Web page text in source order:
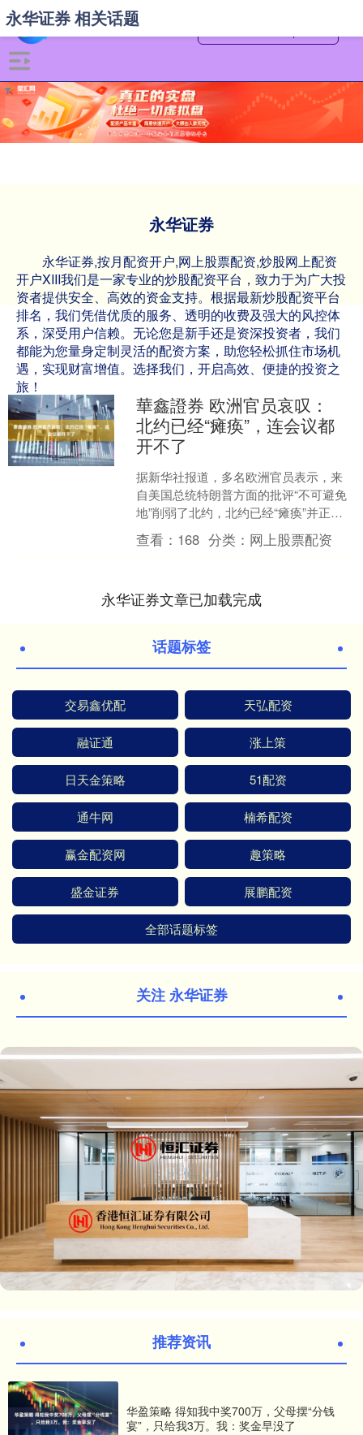
永华证券
永华证券,按月配资开户,网上股票配资,炒股网上配资
开户XIII‌我们是一家专业的炒股配资平台，致力于为广大投
资者提供安全、高效的资金支持。根据最新炒股配资平台
排名，我们凭借优质的服务、透明的收费及强大的风控体
系，深受用户信赖。无论您是新手还是资深投资者，我们
都能为您量身定制灵活的配资方案，助您轻松抓住市场机
遇，实现财富增值。选择我们，开启高效、便捷的投资之
旅！
永华证券 相关话题
華鑫證券 欧洲官员哀叹：
北约已经“瘫痪”，连会议都
开不了
据新华社报道，多名欧洲官员表示，来
自美国总统特朗普方面的批评“不可避免
地”削弱了北约，北约已经“瘫痪”并正
在“走向分裂”，需要为此进行准备。 美国
《政治报》4月....
查看： 168 分类： 网上股票配资
永华证券文章已加载完成
话题标签
交易鑫优配 天弘配资
融证通 涨上策
日天金策略 51配资
通牛网 楠希配资
赢金配资网 趣策略
盛金证券 展鹏配资
全部话题标签
关注 永华证券
推荐资讯
华盈策略 得知我中奖700万，父母摆“分钱
宴”，只给我3万。我：奖金早没了